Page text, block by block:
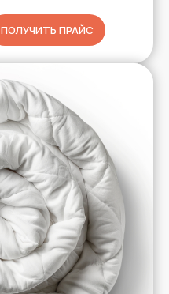
ПОЛУЧИТЬ ПРАЙС